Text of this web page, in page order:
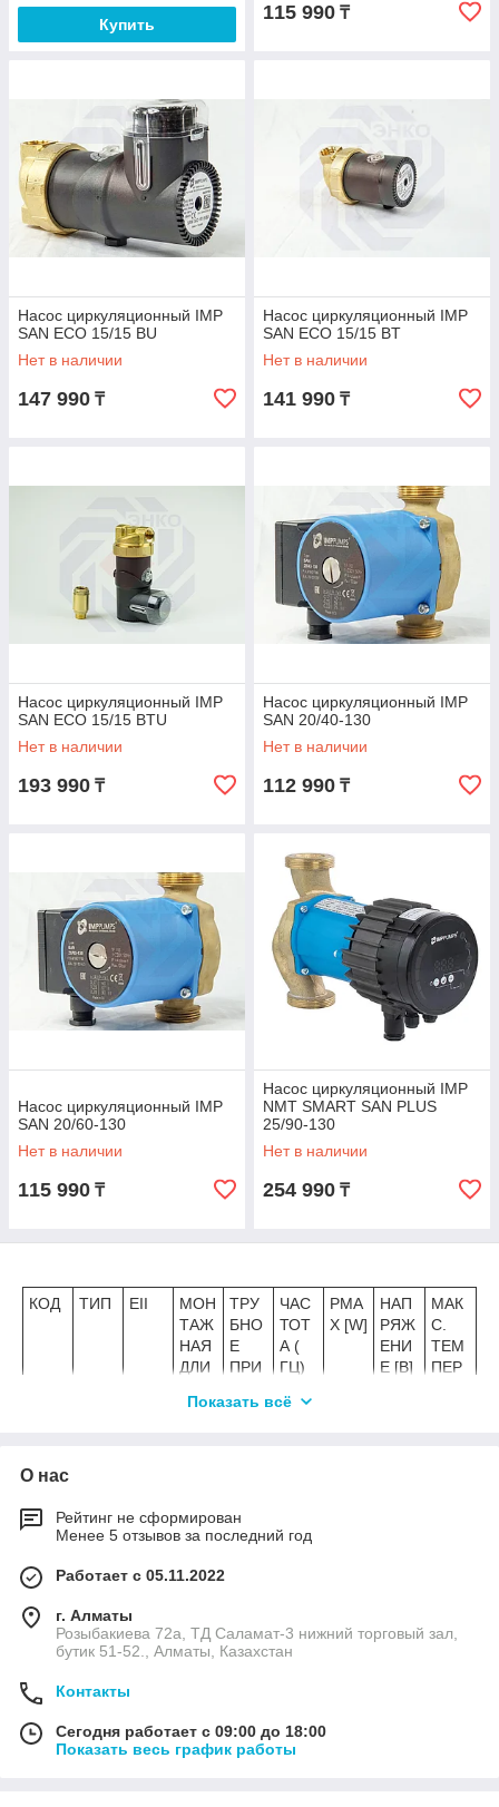
Купить
115 990 ₸
Насос циркуляционный IMP
SAN ECO 15/15 BU
Нет в наличии
147 990 ₸
Насос циркуляционный IMP
SAN ECO 15/15 BT
Нет в наличии
141 990 ₸
Насос циркуляционный IMP
SAN ECO 15/15 BTU
Нет в наличии
193 990 ₸
Насос циркуляционный IMP
SAN 20/40-130
Нет в наличии
112 990 ₸
Насос циркуляционный IMP
SAN 20/60-130
Нет в наличии
115 990 ₸
Насос циркуляционный IMP
NMT SMART SAN PLUS
25/90-130
Нет в наличии
254 990 ₸
КОД ТИП EII
МОН
ТАЖ
НАЯ
ДЛИ
[ММ]
ТРУ
БНО
Е
ПРИ
ДИН
ЧАС
ТОТ
А (
ГЦ)
PMA
X [W]
НАП
РЯЖ
ЕНИ
Е [В]
МАК
С.
ТЕМ
ПЕР
9795
2176
6
0-
9795
2176
7
SAN
0-
130
130
2176
9
20/6
130
Показать всё
О нас
Рейтинг не сформирован
Менее 5 отзывов за последний год
Работает с 05.11.2022
г. Алматы
Розыбакиева 72а, ТД Саламат-3 нижний торговый зал,
бутик 51-52., Алматы, Казахстан
Контакты
Сегодня работает с 09:00 до 18:00
Показать весь график работы